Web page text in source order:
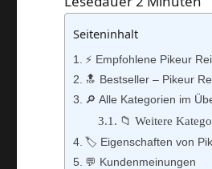
Seiteninhalt
⚡️ Empfohlene Pikeur
🔝 Bestseller – Pikeur
🔎 Alle Kategorien im
📁 Weitere
🏷️ Eigenschaften von
💬 Kundenmeinungen